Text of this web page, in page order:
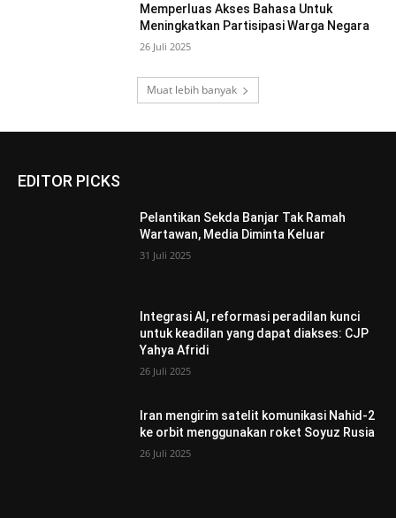
Memperluas Akses Bahasa Untuk
Meningkatkan Partisipasi Warga Negara
26 Juli 2025
Muat lebih banyak
EDITOR PICKS
Pelantikan Sekda Banjar Tak Ramah
Wartawan, Media Diminta Keluar
31 Juli 2025
Integrasi AI, reformasi peradilan kunci
untuk keadilan yang dapat diakses: CJP
Yahya Afridi
26 Juli 2025
Iran mengirim satelit komunikasi Nahid-2
ke orbit menggunakan roket Soyuz Rusia
26 Juli 2025